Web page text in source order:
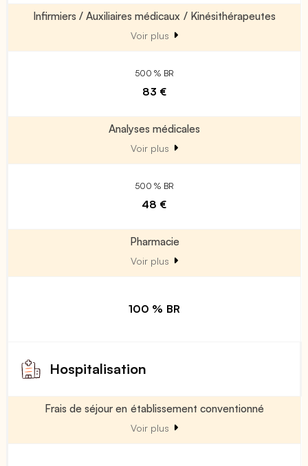
Infirmiers / Auxiliaires médicaux / Kinésithérapeutes
Voir plus
500 % BR
83 €
Analyses médicales
Voir plus
500 % BR
48 €
Pharmacie
Voir plus
100 % BR
Hospitalisation
Frais de séjour en établissement conventionné
Voir plus